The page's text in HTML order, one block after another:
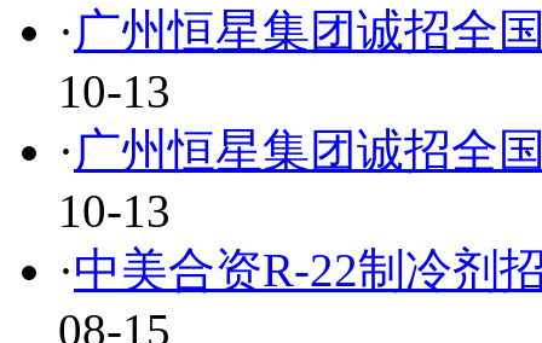
·广州恒星集团诚招全
10-13
·广州恒星集团诚招全
10-13
·中美合资R-22制冷剂
08-15